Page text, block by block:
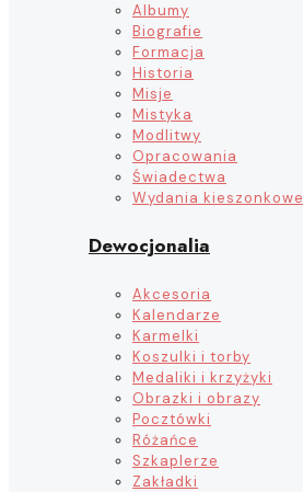
Albumy
Biografie
Formacja
Historia
Misje
Mistyka
Modlitwy
Opracowania
Świadectwa
Wydania kieszonkowe
Dewocjonalia
Akcesoria
Kalendarze
Karmelki
Koszulki i torby
Medaliki i krzyżyki
Obrazki i obrazy
Pocztówki
Różańce
Szkaplerze
Zakładki